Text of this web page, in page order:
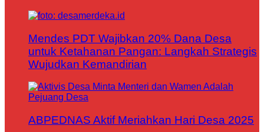
Mendes PDT Wajibkan 20% Dana Desa
untuk Ketahanan Pangan: Langkah Strategis
Wujudkan Kemandirian
ABPEDNAS Aktif Meriahkan Hari Desa 2025